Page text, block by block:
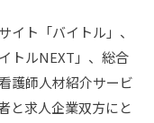
イト「バイトル」、
トルNEXT」、総合
護師人材紹介サービ
と求人企業双方にと